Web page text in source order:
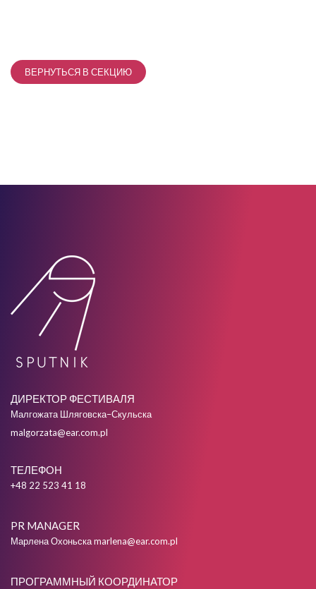
ВЕРНУТЬСЯ В СЕКЦИЮ
ДИРЕКТОР ФЕСТИВАЛЯ
Малгожата Шляговска–Скульска
malgorzata@ear.com.pl
ТЕЛЕФОН
+48 22 523 41 18
PR MANAGER
Марлена Охоньскаmarlena@ear.com.pl
ПРОГРАММНЫЙ КООРДИНАТОР